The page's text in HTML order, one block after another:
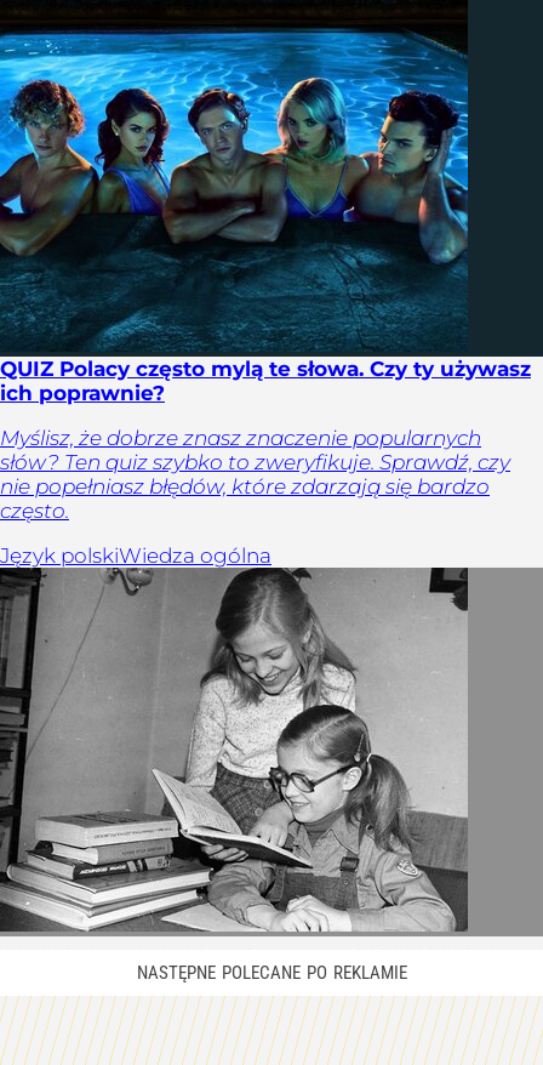
QUIZ Polacy często mylą te słowa. Czy ty używasz
ich poprawnie?
Myślisz, że dobrze znasz znaczenie popularnych
słów? Ten quiz szybko to zweryfikuje. Sprawdź, czy
nie popełniasz błędów, które zdarzają się bardzo
często.
Język polskiWiedza ogólna